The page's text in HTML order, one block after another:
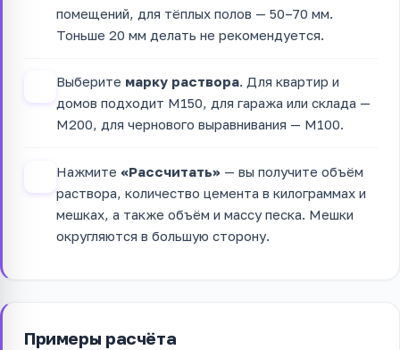
помещений, для тёплых полов — 50–70 мм.
Тоньше 20 мм делать не рекомендуется.
Выберите марку раствора. Для квартир и
домов подходит М150, для гаража или склада —
М200, для чернового выравнивания — М100.
Нажмите «Рассчитать» — вы получите объём
раствора, количество цемента в килограммах и
мешках, а также объём и массу песка. Мешки
округляются в большую сторону.
Примеры расчёта